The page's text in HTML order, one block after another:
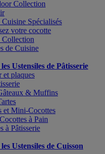
Collection
Spécialisés
votre cocotte
Collection
de Cuisine
Ustensiles de Pâtisserie
et plaques
& Muffins
et Mini-Cocottes
à Pain
à Pâtisserie
Ustensiles de Cuisson